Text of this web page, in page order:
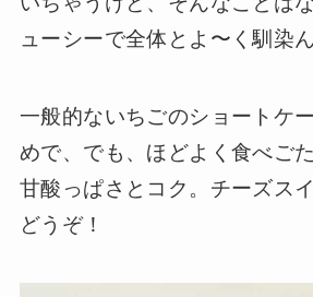
ューシーで全体とよ〜く馴染
一般的ないちごのショートケ
めで、でも、ほどよく食べご
甘酸っぱさとコク。チーズス
どうぞ！